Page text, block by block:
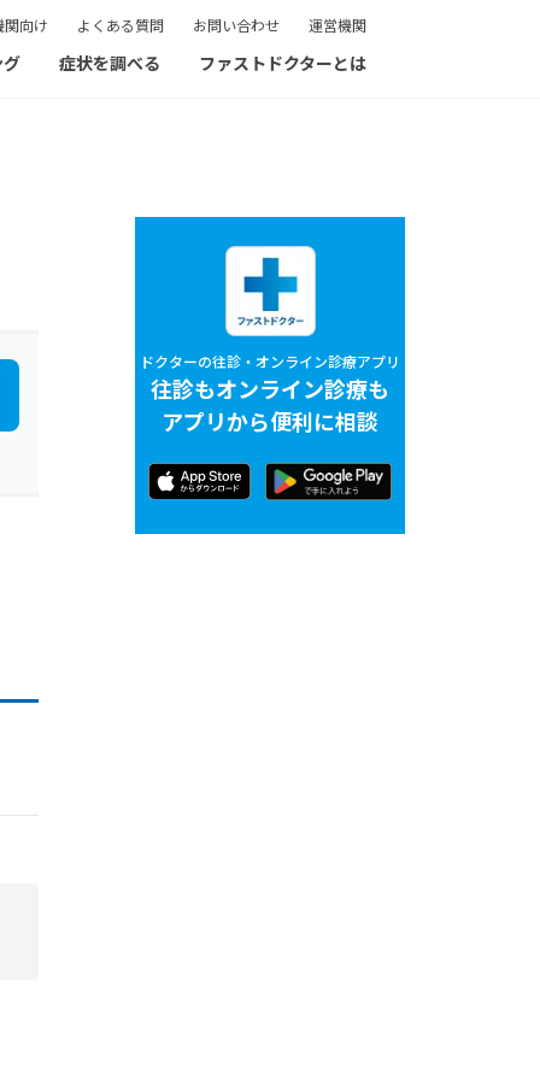
関向け よくある質問 お問い合わせ 運営機関
症状を調べる ファストドクターとは
ドクターの往診・オンライン診療アプリ
往診もオンライン診療も
アプリから便利に相談